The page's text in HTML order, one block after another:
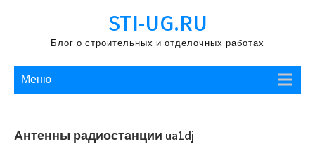
содержимому
STI-UG.RU
Блог о строительных и отделочных работах
Меню
Антенны радиостанции ua1dj